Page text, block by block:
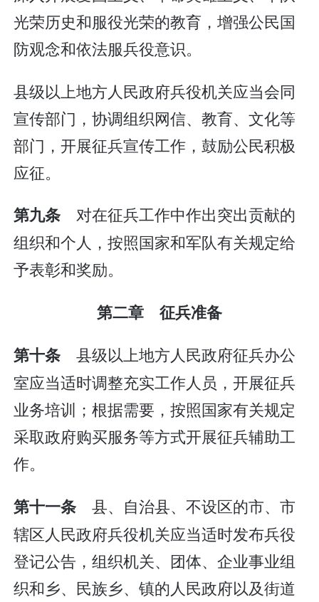
光荣历史和服役光荣的教育，增强公民国
防观念和依法服兵役意识。
县级以上地方人民政府兵役机关应当会同
宣传部门，协调组织网信、教育、文化等
部门，开展征兵宣传工作，鼓励公民积极
应征。
第九条 对在征兵工作中作出突出贡献的
组织和个人，按照国家和军队有关规定给
予表彰和奖励。
第二章 征兵准备
第十条 县级以上地方人民政府征兵办公
室应当适时调整充实工作人员，开展征兵
业务培训；根据需要，按照国家有关规定
采取政府购买服务等方式开展征兵辅助工
作。
第十一条 县、自治县、不设区的市、市
辖区人民政府兵役机关应当适时发布兵役
登记公告，组织机关、团体、企业事业组
织和乡、民族乡、镇的人民政府以及街道